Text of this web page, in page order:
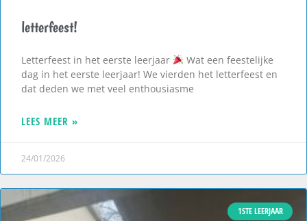
letterfeest!
Letterfeest in het eerste leerjaar
Wat een feestelijke
dag in het eerste leerjaar! We vierden het letterfeest en
dat deden we met veel enthousiasme
LEES MEER »
24/01/2026
1STE LEERJAAR